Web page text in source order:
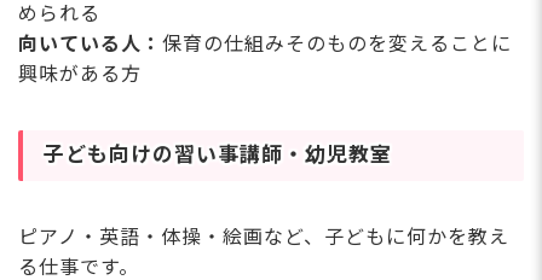
められる
向いている人： 保育の仕組みそのものを変えることに
興味がある方
子ども向けの習い事講師・幼児教室
ピアノ・英語・体操・絵画など、子どもに何かを教え
る仕事です。